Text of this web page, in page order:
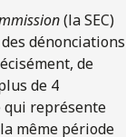
(la SEC)
dénonciations
de
de 4
qui représente
même période